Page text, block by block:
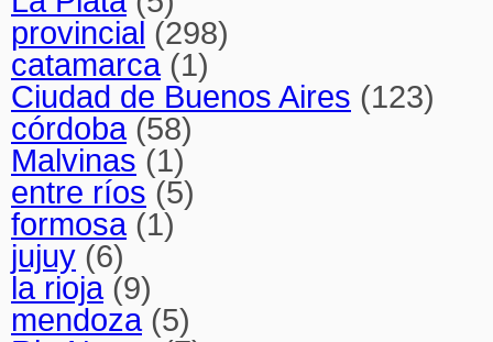
provincial (298)
catamarca(1)
Ciudad de Buenos Aires (123)
córdoba(58)
Malvinas (1)
entre ríos (5)
formosa(1)
jujuy (6)
la rioja(9)
mendoza(5)